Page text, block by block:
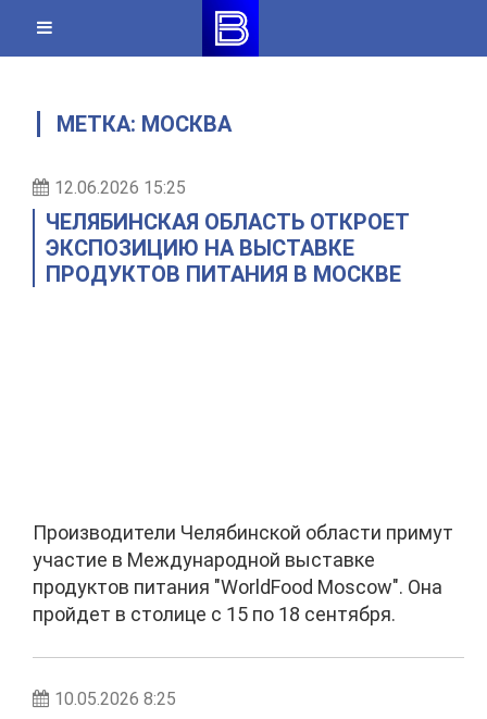
content
МЕТКА: МОСКВА
12.06.2026 15:25
ЧЕЛЯБИНСКАЯ ОБЛАСТЬ ОТКРОЕТ
ЭКСПОЗИЦИЮ НА ВЫСТАВКЕ
ПРОДУКТОВ ПИТАНИЯ В МОСКВЕ
Производители Челябинской области примут
участие в Международной выставке
продуктов питания "WorldFood Moscow". Она
пройдет в столице с 15 по 18 сентября.
10.05.2026 8:25